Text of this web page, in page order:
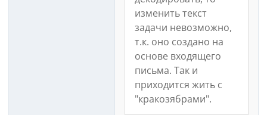
изменить текст
задачи невозможно,
т.к. оно создано на
основе входящего
письма. Так и
приходится жить с
"кракозябрами".